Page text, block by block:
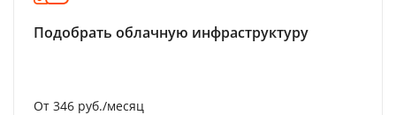
Подобрать облачную инфраструктуру
От 346 руб./месяц